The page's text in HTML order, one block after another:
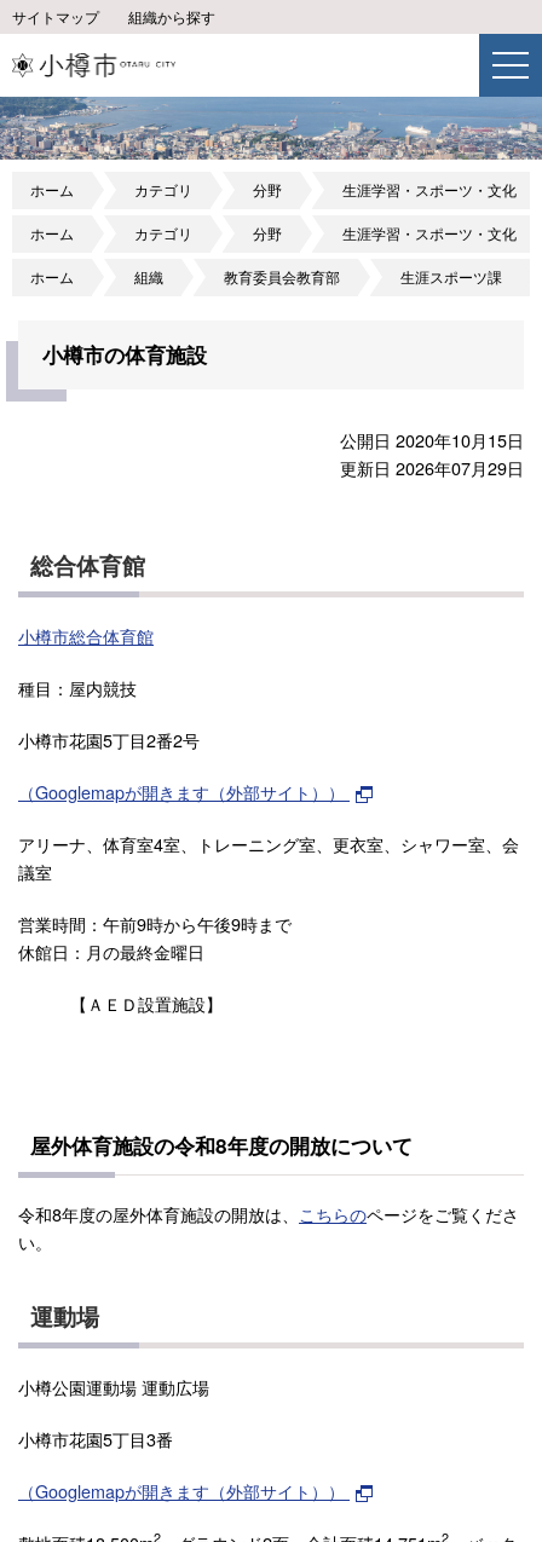
サイトマップ 組織から探す
ホーム カテゴリ 分野 生涯学習・スポーツ・文化
ホーム カテゴリ 分野 生涯学習・スポーツ・文化
ホーム 組織 教育委員会教育部 生涯スポーツ課
小樽市の体育施設
公開日 2020年10月15日
更新日 2026年07月29日
総合体育館
小樽市総合体育館
種目：屋内競技
小樽市花園5丁目2番2号
（Googlemapが開きます（外部サイト））
アリーナ、体育室4室、トレーニング室、更衣室、シャワー室、会
議室
営業時間：午前9時から午後9時まで
休館日：月の最終金曜日
【ＡＥＤ設置施設】
屋外体育施設の令和8年度の開放について
令和8年度の屋外体育施設の開放は、 こちらのページをご覧くださ
い。
運動場
小樽公園運動場 運動広場
小樽市花園5丁目3番
（Googlemapが開きます（外部サイト））
2 2